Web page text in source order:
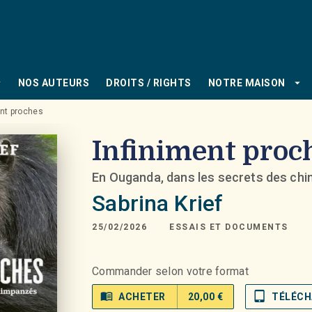
NOS AUTEURS DROITS / RIGHTS NOTRE MAISON arrow_drop_down
proches
Infiniment
En Ouganda, dans les secrets des
Sabrina Krief
25/02/2026 ESSAIS ET DOCUMENTS
Commander selon votre format
menu_book ACHETER 20,00 € tablet_mac